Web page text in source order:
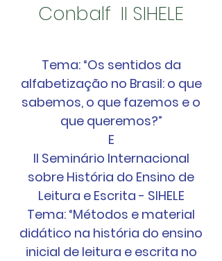
Conbalf II SIHELE
Tema: “Os sentidos da
alfabetização no Brasil: o que
sabemos, o que fazemos e o
que queremos?”
E
II Seminário Internacional
sobre História do Ensino de
Leitura e Escrita - SIHELE
Tema: “Métodos e material
didático na história do ensino
inicial de leitura e escrita no